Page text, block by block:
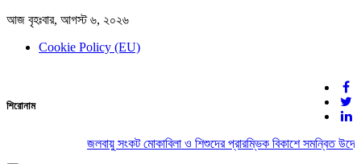
আজ বৃহঃবার, আগস্ট ৬, ২০২৬
Cookie Policy (EU)
দেশের খবর
যুক্ত থাকুন দেশের সঙ্গে
শিরোনাম
জলবায়ু সংকট মোকাবিলা ও শিশুদের প্রারম্ভিক বিকাশে সমন্বিত